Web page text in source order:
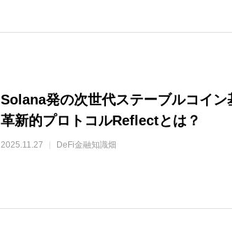
Solana発の次世代ステーブルコイン
革新的プロトコルReflectとは？
2025.11.27 DeFi金融知識畑